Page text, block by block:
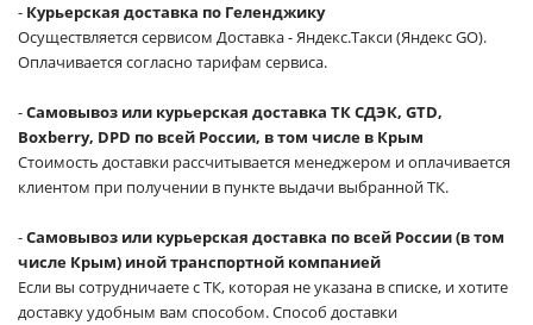
- Курьерская доставка по Геленджику
Осуществляется сервисом Доставка - Яндекс.Такси (Яндекс GO).
Оплачивается согласно тарифам сервиса.
-Самовывоз или курьерская доставка ТК СДЭК, GTD,
Boxberry, DPD по всей России, в том числе в Крым
Стоимость доставки рассчитывается менеджером и оплачивается
клиентом при получении в пункте выдачи выбранной ТК.
-Самовывоз или курьерская доставка по всей России (в том
числе Крым) иной транспортной компанией
Если вы сотрудничаете с ТК, которая не указана в списке, и хотите
доставку удобным вам способом. Способ доставки